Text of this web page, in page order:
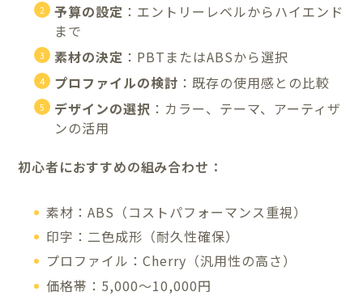
予算の設定 ：エントリーレベルからハイエンド
まで
素材の決定 ：PBTまたはABSから選択
プロファイルの検討 ：既存の使用感との比較
デザインの選択 ：カラー、テーマ、アーティザ
ンの活用
初心者におすすめの組み合わせ：
素材：ABS（コストパフォーマンス重視）
印字：二色成形（耐久性確保）
プロファイル：Cherry（汎用性の高さ）
価格帯：5,000〜10,000円